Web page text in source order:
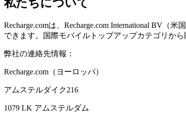
私たちについて
Recharge.comは、Recharge.com International BV
できます。国際モバイルトップアップカテゴリから
弊社の連絡先情報：
Recharge.com（ヨーロッパ）
アムステルダイク216
1079 LK アムステルダム